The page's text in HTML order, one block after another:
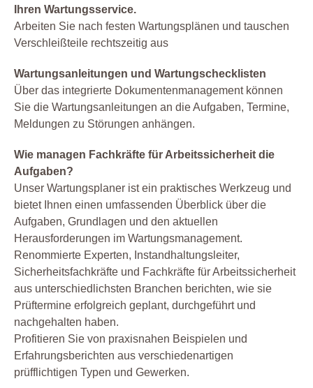
Ihren Wartungsservice.
Arbeiten Sie nach festen Wartungsplänen und tauschen
Verschleißteile rechtszeitig aus
Wartungsanleitungen und Wartungschecklisten
Über das integrierte Dokumentenmanagement können
Sie die Wartungsanleitungen an die Aufgaben, Termine,
Meldungen zu Störungen anhängen.
Wie managen Fachkräfte für Arbeitssicherheit die
Aufgaben?
Unser Wartungsplaner ist ein praktisches Werkzeug und
bietet Ihnen einen umfassenden Überblick über die
Aufgaben, Grundlagen und den aktuellen
Herausforderungen im Wartungsmanagement.
Renommierte Experten, Instandhaltungsleiter,
Sicherheitsfachkräfte und Fachkräfte für Arbeitssicherheit
aus unterschiedlichsten Branchen berichten, wie sie
Prüftermine erfolgreich geplant, durchgeführt und
nachgehalten haben.
Profitieren Sie von praxisnahen Beispielen und
Erfahrungsberichten aus verschiedenartigen
prüfflichtigen Typen und Gewerken.